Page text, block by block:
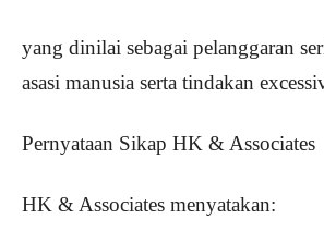
yang dinilai sebagai pelanggaran
asasi manusia serta tindakan
Pernyataan Sikap HK & Associates
HK & Associates menyatakan: